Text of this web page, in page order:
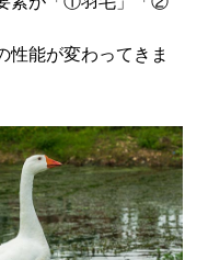
性能が変わってきま